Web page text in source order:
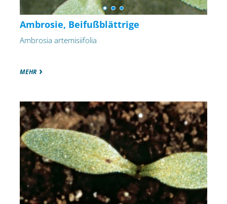
Ambrosie, Beifußblättrige
Ambrosia artemisiifolia
MEHR